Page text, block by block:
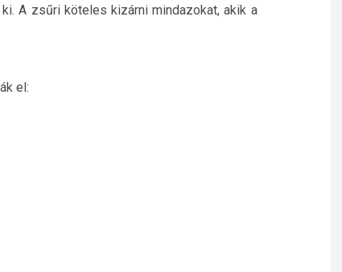
A zsűri köteles kizárni mindazokat, akik a
el: